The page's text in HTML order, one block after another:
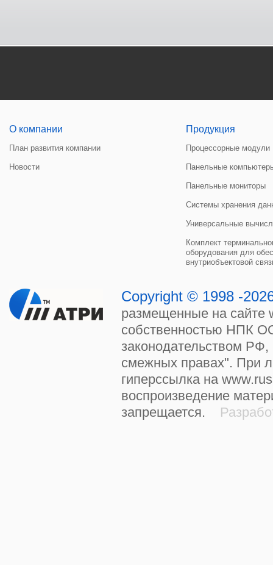
О компании
План развития компании
Новости
Продукция
Процессорные модули
Панельные
Панельные мониторы
Системы хранения
Универсальные
Комплект
оборудования для
внутриобъектовой
Copyright © 1998 -
размещенные на сайте
собственностью НПК
законодательством
смежных правах". При
гиперссылка на
воспроизведение
запрещается.